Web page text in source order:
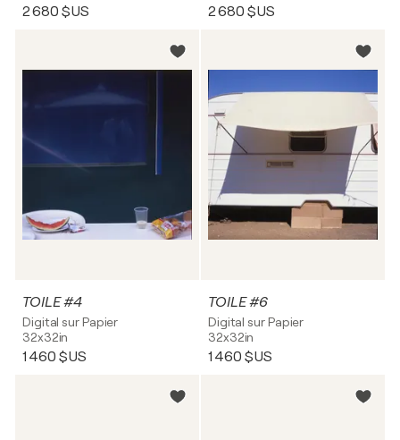
2 680 $US 2 680 $US
TOILE #4
Digital sur Papier
32x32in
1 460 $US
TOILE #6
Digital sur Papier
32x32in
1 460 $US